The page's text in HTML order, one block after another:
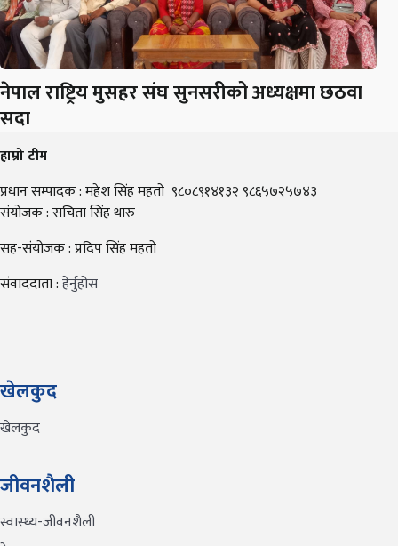
नेपाल राष्ट्रिय मुसहर संघ सुनसरीको अध्यक्षमा छठवा
सदा
हाम्रो टीम
प्रधान सम्पादक : महेश सिंह महतो ९८०८९१४१३२ ९८६५७२५७४३
संयोजक : सचिता सिंह थारु
सह-संयोजक : प्रदिप सिंह महतो
संवाददाता :हेर्नुहोस
खेलकुद
खेलकुद
जीवनशैली
स्वास्थ्य-जीवनशैली